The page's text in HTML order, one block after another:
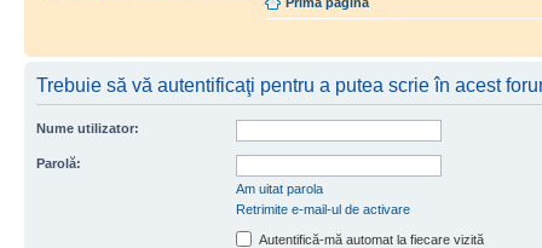
Trebuie să vă autentificaţi pentru a putea scrie în acest
Nume utilizator:
Parolă:
Am uitat parola
Retrimite e-mail-ul de activare
Autentifică-mă automat la fiecare vizită